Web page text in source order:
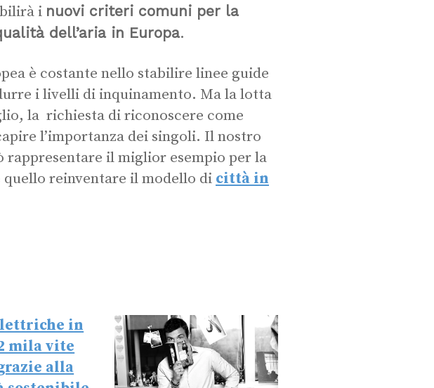
i nuovi criteri comuni per la
dell’aria in Europa.
è costante nello stabilire linee guide
i livelli di inquinamento. Ma la lotta
la richiesta di riconoscere come
l’importanza dei singoli. Il nostro
il miglior esempio per la
reinventare il modello di città in